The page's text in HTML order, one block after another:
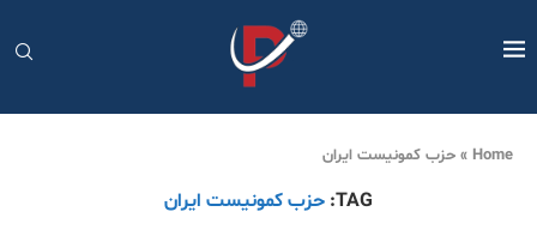
Home
» حزب کمونیست ایران
TAG: حزب کمونیست ایران